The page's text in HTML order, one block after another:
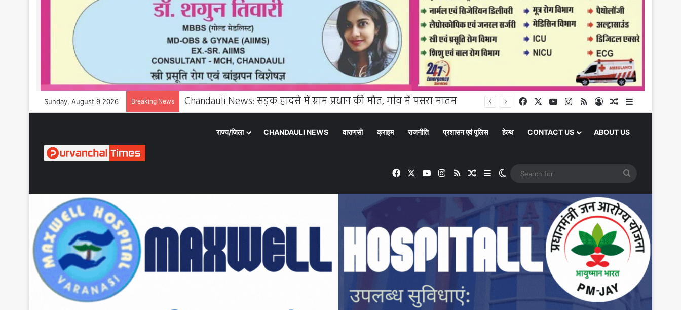
Sunday, August 9 2026 Breaking News Facebook YouTubeInstagram
RSS Log InRandom Article
राज्य/जिला CHANDAULI NEWS वाराणसी क्राइम राजनीति प्रशासन एवं पुलिस हेल्थ CONTACT US ABOUT US
Facebook YouTubeInstagram
RSS Random Article
SidebarSwitch skin